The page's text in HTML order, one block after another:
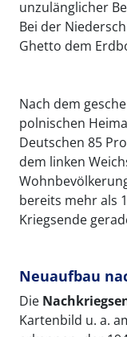
unzulänglicher
Bei der
Ghetto dem
Nach dem
polnischen
Deutschen 85
dem linken
bereits mehr als
Kriegsende
Neuaufbau
Die
Kartenbild u. a.